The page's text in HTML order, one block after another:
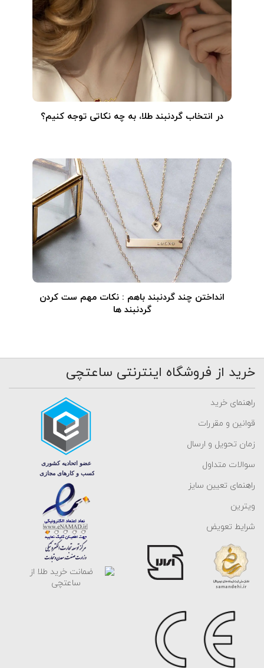
در انتخاب گردنبند طلا‌، به چه نکاتی توجه کنیم؟
انداختن چند گردنبند باهم : نکات مهم ست کردن
گردنبند ها
خرید از فروشگاه اینترنتی ساعتچی
راهنمای خرید
قوانین و مقررات
زمان تحویل و ارسال
سوالات متداول
راهنمای تعیین سایز
ویترین
شرایط تعویض